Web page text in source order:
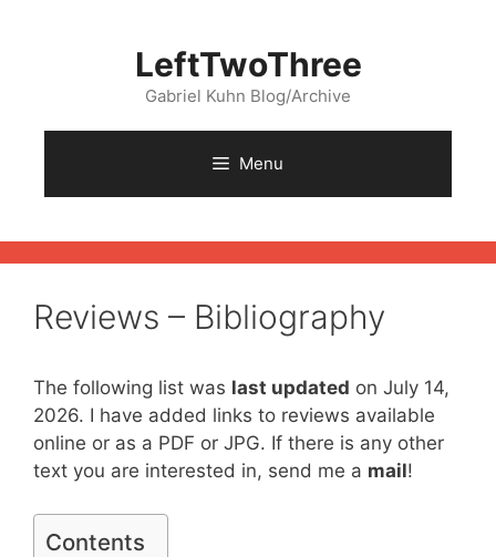
LeftTwoThree
Gabriel Kuhn Blog/Archive
Menu
Reviews – Bibliography
The following list was last updated on July 14,
2026. I have added links to reviews available
online or as a PDF or JPG. If there is any other
text you are interested in, send me a mail!
Contents